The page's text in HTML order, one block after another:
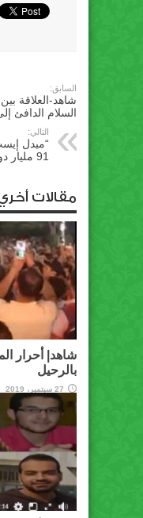
السابق:
شاهد-العلاقة
السلام الدافئ
التالي:
“ميدل
91 مليار دولار خلال 3 سنوات
مقالات
شاهد| أحرار
بالرحيل
27 سبتمبر، 2019